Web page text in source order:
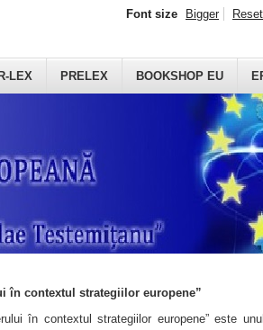
LEX PRELEX BOOKSHOP EU
Font size Bigger Reset
în contextul strategiilor europene”
în contextul strategiilor europene” este